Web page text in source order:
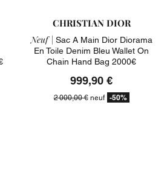
CHRISTIAN DIOR
Neuf | Sac A Main Dior Diorama
En Toile Denim Bleu Wallet On
Chain Hand Bag 2000€
999,90 €
2 000,00 €neuf -50%